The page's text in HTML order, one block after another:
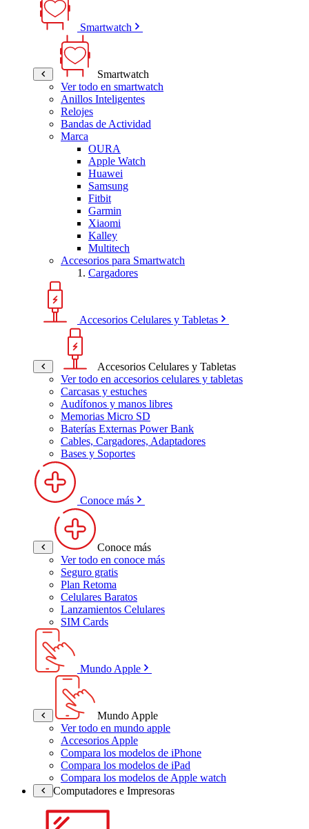
Smartwatch
Smartwatch
Ver todo en smartwatch
Anillos Inteligentes
Relojes
Bandas de Actividad
Marca
OURA
Apple Watch
Huawei
Samsung
Fitbit
Garmin
Xiaomi
Kalley
Multitech
Accesorios para Smartwatch
Cargadores
Accesorios Celulares y Tabletas
Accesorios Celulares y Tabletas
Ver todo en accesorios celulares y tabletas
Carcasas y estuches
Audífonos y manos libres
Memorias Micro SD
Baterías Externas Power Bank
Cables, Cargadores, Adaptadores
Bases y Soportes
Conoce más
Conoce más
Ver todo en conoce más
Seguro gratis
Plan Retoma
Celulares Baratos
Lanzamientos Celulares
SIM Cards
Mundo Apple
Mundo Apple
Ver todo en mundo apple
Accesorios Apple
Compara los modelos de iPhone
Compara los modelos de iPad
Compara los modelos de Apple watch
Computadores e Impresoras